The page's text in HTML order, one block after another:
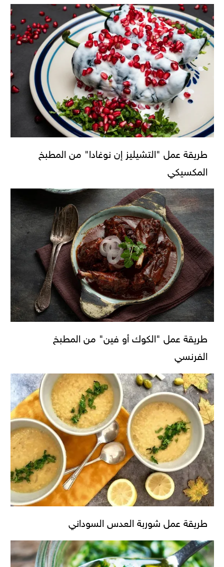
طريقة عمل "التشيليز إن نوغادا" من المطبخ
المكسيكي
طريقة عمل "الكوك أو فين" من المطبخ
الفرنسي
طريقة عمل شوربة العدس السوداني